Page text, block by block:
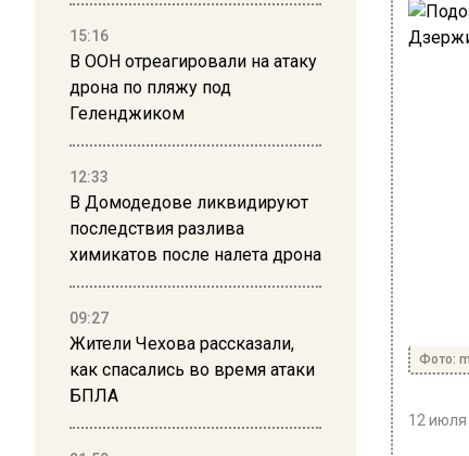
15:16
В ООН отреагировали на атаку
дрона по пляжу под
Геленджиком
12:33
В Домодедове ликвидируют
последствия разлива
химикатов после налета дрона
09:27
Жители Чехова рассказали,
как спасались во время атаки
БПЛА
Фото:
12 июля